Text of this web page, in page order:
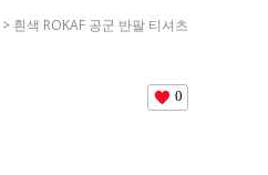
> 흰색 ROKAF 공군 반팔 티셔츠
0